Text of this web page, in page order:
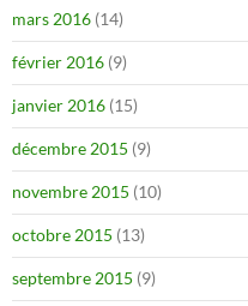
mars 2016 (14)
février 2016 (9)
janvier 2016 (15)
décembre 2015 (9)
novembre 2015 (10)
octobre 2015 (13)
septembre 2015 (9)